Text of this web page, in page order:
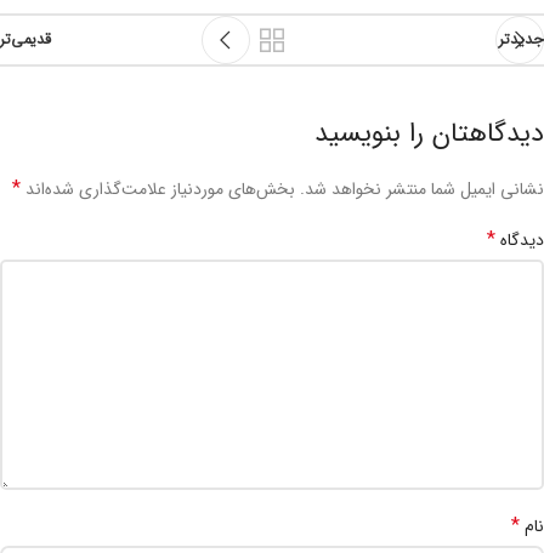
جدیدتر قدیمی‌تر
دیدگاهتان را بنویسید
نشانی ایمیل شما منتشر نخواهد شد. بخش‌های موردنیاز علامت‌گذاری شده‌اند *
دیدگاه*
نام*